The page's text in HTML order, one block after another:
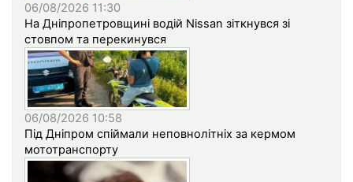
06/08/2026 11:30
На Дніпропетровщині водій Nissan зіткнувся зі
стовпом та перекинувся
06/08/2026 10:58
Під Дніпром спіймали неповнолітніх за кермом
мототранспорту